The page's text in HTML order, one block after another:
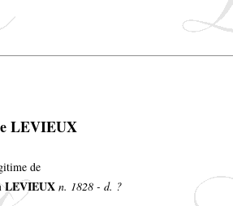
LEVIEUX
de
LEVIEUX n. 1828 - d. ?